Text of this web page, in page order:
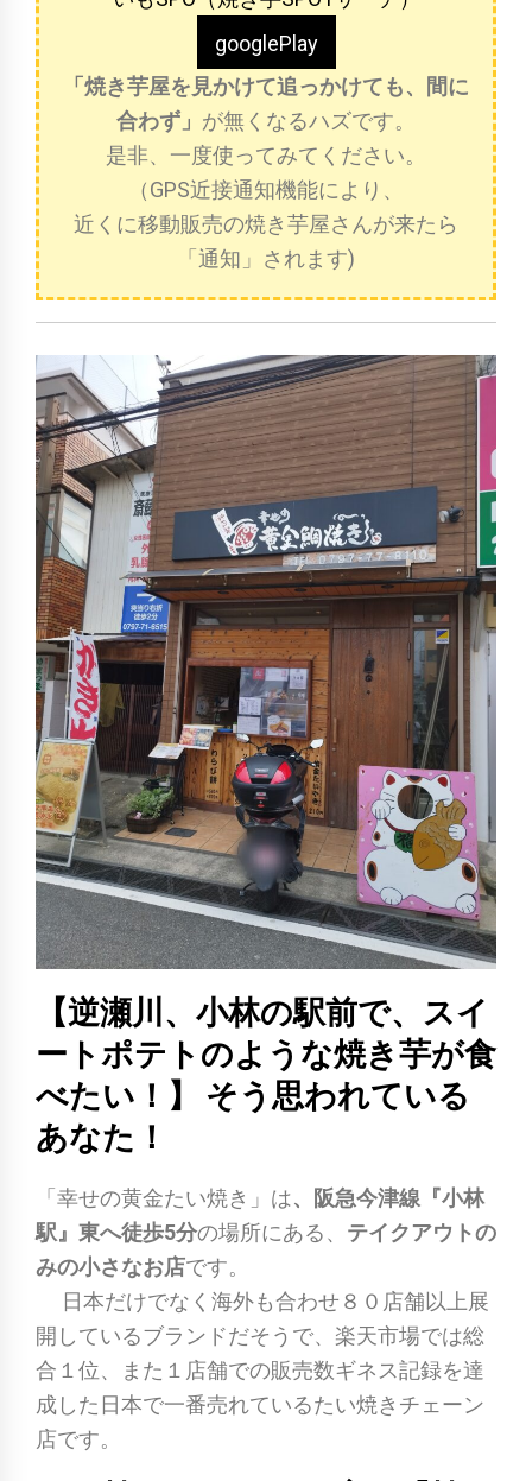
googlePlay
「焼き芋屋を見かけて追っかけても、間に
合わず」 が無くなるハズです。
是非、一度使ってみてください。
（GPS近接通知機能により、
近くに移動販売の焼き芋屋さんが来たら
「通知」されます)
【逆瀬川、小林の駅前で、スイ
ートポテトのような焼き芋が食
べたい！】 そう思われている
あなた！
「幸せの黄金たい焼き」は、阪急今津線『小林
駅』東へ徒歩5分の場所にある、 テイクアウトの
みの小さなお店です。
日本だけでなく海外も合わせ８０店舗以上展
開しているブランドだそうで、楽天市場では総
合１位、また１店舗での販売数ギネス記録を達
成した日本で一番売れているたい焼きチェーン
店です。